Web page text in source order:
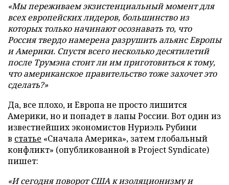
«Мы переживаем экзистенциальный момент для
всех европейских лидеров, большинство из
которых только начинают осознавать то, что
Россия твердо намерена разрушить альянс Европы
и Америки. Спустя всего несколько десятилетий
после Трумэна стоит ли им приготовиться к тому,
что американское правительство тоже захочет это
сделать?»
Да, все плохо, и Европа не просто лишится
Америки, но и попадет в лапы России. Вот один из
известнейших экономистов Нуриэль Рубини
в статье «Сначала Америка», затем глобальный
конфликт» (опубликованной в Project Syndicate)
пишет:
«И сегодня поворот США к изоляционизму и